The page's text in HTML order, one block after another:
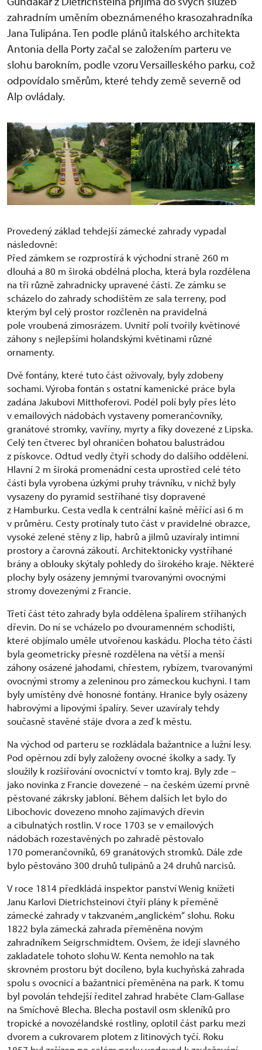
zahradním uměním obeznámeného krasozahradníka
Jana Tulipána. Ten podle plánů italského architekta
Antonia della Porty začal se založením parteru ve
slohu barokním, podle vzoru Versailleského parku, což
odpovídalo směrům, které tehdy země severně od
Alp ovládaly.
Provedený základ tehdejší zámecké zahrady vypadal
následovně:
Před zámkem se rozprostírá k východní straně 260 m
dlouhá a 80 m široká obdélná plocha, která byla rozdělena
na tři různě zahradnicky upravené části. Ze zámku se
scházelo do zahrady schodištěm ze sala terreny, pod
kterým byl celý prostor rozčleněn na pravidelná
pole vroubená zimosrázem. Uvnitř polí tvořily květinové
záhony s nejlepšími holandskými květinami různé
ornamenty.
Dvě fontány, které tuto část oživovaly, byly zdobeny
sochami. Výroba fontán s ostatní kamenické práce byla
zadána Jakubovi Mitthoferovi. Podél polí byly přes léto
v emailových nádobách vystaveny pomerančovníky,
granátové stromky, vavříny, myrty a fíky dovezené z Lipska.
Celý ten čtverec byl ohraničen bohatou balustrádou
z pískovce. Odtud vedly čtyři schody do dalšího oddělení.
Hlavní 2 m široká promenádní cesta uprostřed celé této
části byla vyrobena úzkými pruhy trávníku, v nichž byly
vysazeny do pyramid sestříhané tisy dopravené
z Hamburku. Cesta vedla k centrální kašně měřící asi 6 m
v průměru. Cesty protínaly tuto část v pravidelné obrazce,
vysoké zelené stěny z lip, habrů a jilmů uzavíraly intimní
prostory a čarovná zákoutí. Architektonicky vystříhané
brány a oblouky skýtaly pohledy do širokého kraje. Některé
plochy byly osázeny jemnými tvarovanými ovocnými
stromy dovezenými z Francie.
Třetí část této zahrady byla oddělena špalírem stříhaných
dřevin. Do ní se vcházelo po dvouramenném schodišti,
které objímalo uměle utvořenou kaskádu. Plocha této části
byla geometricky přesně rozdělena na větší a menší
záhony osázené jahodami, chřestem, rybízem, tvarovanými
ovocnými stromy a zeleninou pro zámeckou kuchyni. I tam
byly umístěny dvě honosné fontány. Hranice byly osázeny
habrovými a lipovými špalíry. Sever uzavíraly tehdy
současně stavěné stáje dvora a zeď k městu.
Na východ od parteru se rozkládala bažantnice a lužní lesy.
Pod opěrnou zdí byly založeny ovocné školky a sady. Ty
sloužily k rozšiřování ovocnictví v tomto kraj. Byly zde –
jako novinka z Francie dovezené – na českém území prvně
pěstované zákrsky jabloní. Během dalších let bylo do
Libochovic dovezeno mnoho zajímavých dřevin
a cibulnatých rostlin. V roce 1703 se v emailových
nádobách rozestavěných po zahradě pěstovalo
170 pomerančovníků, 69 granátových stromků. Dále zde
bylo pěstováno 300 druhů tulipánů a 24 druhů narcisů.
V roce 1814 předkládá inspektor panství Wenig knížeti
Janu Karlovi Dietrichsteinovi čtyři plány k přeměně
zámecké zahrady v takzvaném „anglickém“ slohu. Roku
1822 byla zámecká zahrada přeměněna novým
zahradníkem Seigrschmidtem. Ovšem, že idejí slavného
zakladatele tohoto slohu W. Kenta nemohlo na tak
skrovném prostoru být docíleno, byla kuchyňská zahrada
spolu s ovocnicí a bažantnicí přeměněna na park. K tomu
byl povolán tehdejší ředitel zahrad hraběte Clam-Gallase
na Smíchově Blecha. Blecha postavil osm skleníků pro
tropické a novozélandské rostliny, oplotil část parku mezi
dvorem a cukrovarem plotem z litinových tyčí. Roku